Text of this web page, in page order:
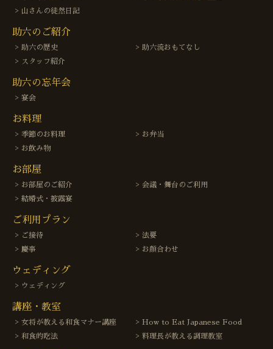
山さんの徒然日記
助六のご紹介
助六の歴史
助六流おもてなし
スタッフ紹介
助六の忘年会
宴会
お料理
季節のお料理
お弁当
お飲み物
お部屋
お部屋のご紹介
会議・舞台のご利用
結婚式・披露宴
ご利用プラン
ご接待
法要
慶事
お顔合わせ
ウェディング
ウェディング
講座・教室
女将が教える和食マナー講座
How to Eat Japanese Food
和食的吃法
料理長が教える調理教室